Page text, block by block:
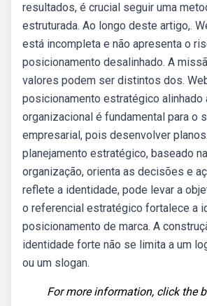
resultados, é crucial seguir uma
estruturada. Ao longo deste artigo,.
está incompleta e não apresenta o
posicionamento desalinhado. A
valores podem ser distintos dos.
posicionamento estratégico alinhado
organizacional é fundamental para o
empresarial, pois desenvolver
planejamento estratégico, baseado
organização, orienta as decisões e
reflete a identidade, pode levar a
o referencial estratégico fortalece a
posicionamento de marca. A
identidade forte não se limita a um
ou um slogan.
For more information, click the